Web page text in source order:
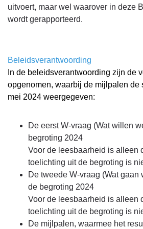
leeswijzer
uitvoert, maar wel waarover in deze
wordt gerapporteerd.
Beleidsverantwoording
In de beleidsverantwoording zijn de
opgenomen, waarbij de mijlpalen de
mei 2024 weergegeven:
De eerst W-vraag (Wat willen
begroting 2024
Voor de leesbaarheid is alleen
toelichting uit de begroting is
De tweede W-vraag (Wat gaan
de begroting 2024
Voor de leesbaarheid is alleen
toelichting uit de begroting is
De mijlpalen, waarmee het